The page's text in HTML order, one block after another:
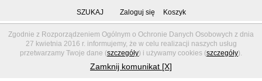
Zgodnie z Rozporządzeniem Ogólnym o Ochronie Danych Osobowych z dnia
27 kwietnia 2016 r. informujemy, że w celu realizacji naszych usług
przetwarzamy Twoje dane (szczegóły) i używamy cookies (szczegóły).
Zamknij komunikat [X]
SZUKAJ Zaloguj się Koszyk